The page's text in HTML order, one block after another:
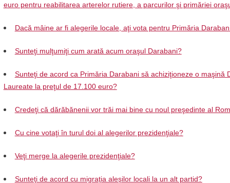
euro pentru reabilitarea arterelor rutiere, a parcurilor şi primăriei
Dacă mâine ar fi alegerile locale, aţi vota pentru Primăria
Sunteţi mulţumiţi cum arată acum oraşul Darabani?
Sunteţi de acord ca Primăria Darabani să achiziţioneze o maşină
Laureate la preţul de 17.100 euro?
Credeţi că dărăbănenii vor trăi mai bine cu noul preşedinte al
Cu cine votaţi în turul doi al alegerilor prezidenţiale?
Veţi merge la alegerile prezidenţiale?
Sunteţi de acord cu migraţia aleşilor locali la un alt partid?